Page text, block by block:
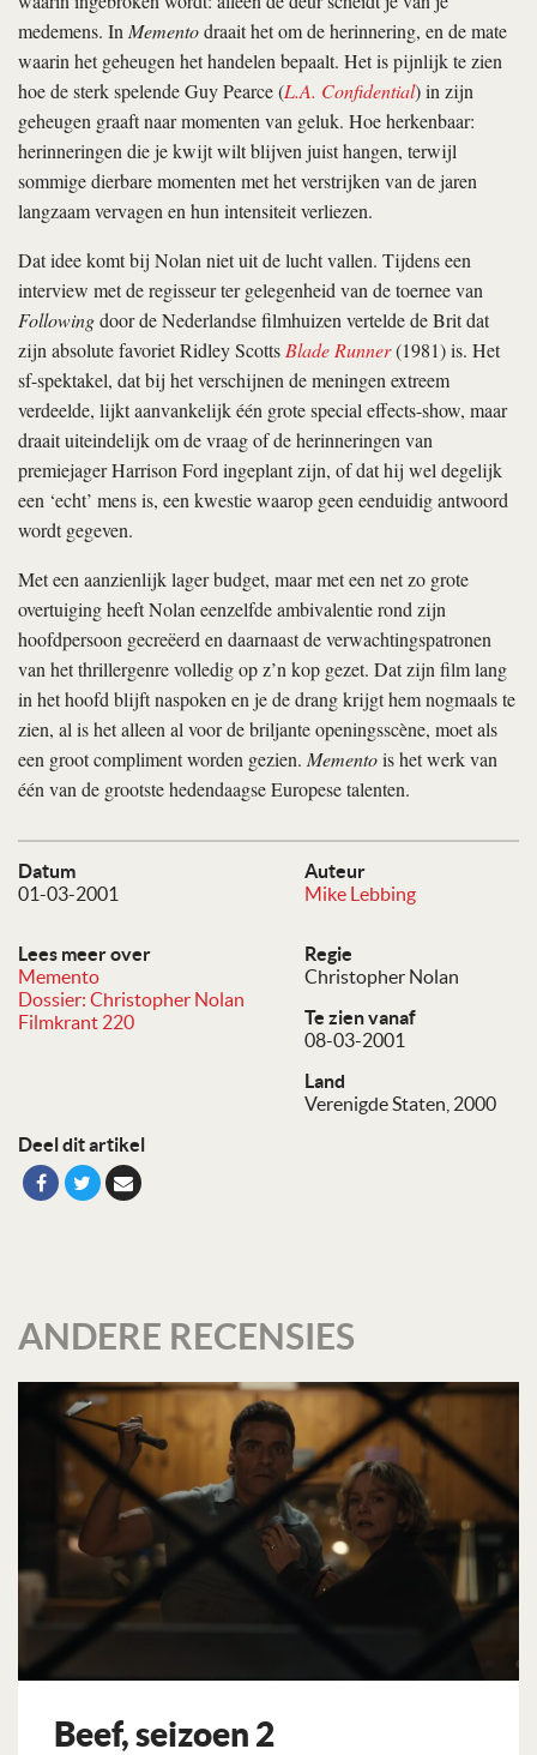
Datum
01-03-2001
Auteur
Mike Lebbing
Lees meer over
Memento
Dossier: Christopher Nolan
Filmkrant 220
Regie
Christopher Nolan
Te zien vanaf
08-03-2001
Land
Verenigde Staten, 2000
Deel dit artikel
medemens. InMementodraait het om de herinnering, en de mate
waarin het geheugen het handelen bepaalt. Het is pijnlijk te zien
hoe de sterk spelende Guy Pearce (L.A. Confidential) in zijn
geheugen graaft naar momenten van geluk. Hoe herkenbaar:
herinneringen die je kwijt wilt blijven juist hangen, terwijl
sommige dierbare momenten met het verstrijken van de jaren
langzaam vervagen en hun intensiteit verliezen.
Dat idee komt bij Nolan niet uit de lucht vallen. Tijdens een
interview met de regisseur ter gelegenheid van de toernee van
Followingdoor de Nederlandse filmhuizen vertelde de Brit dat
zijn absolute favoriet Ridley ScottsBlade Runner(1981) is. Het
sf-spektakel, dat bij het verschijnen de meningen extreem
verdeelde, lijkt aanvankelijk één grote special effects-show, maar
draait uiteindelijk om de vraag of de herinneringen van
premiejager Harrison Ford ingeplant zijn, of dat hij wel degelijk
een ‘echt’ mens is, een kwestie waarop geen eenduidig antwoord
wordt gegeven.
Met een aanzienlijk lager budget, maar met een net zo grote
overtuiging heeft Nolan eenzelfde ambivalentie rond zijn
hoofdpersoon gecreëerd en daarnaast de verwachtingspatronen
van het thrillergenre volledig op z’n kop gezet. Dat zijn film lang
in het hoofd blijft naspoken en je de drang krijgt hem nogmaals te
zien, al is het alleen al voor de briljante openingsscène, moet als
een groot compliment worden gezien. Mementois het werk van
één van de grootste hedendaagse Europese talenten.
ANDERE RECENSIES
Beef, seizoen 2